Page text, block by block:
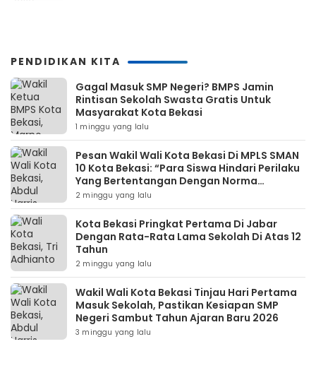
PENDIDIKAN KITA
Gagal Masuk SMP Negeri? BMPS Jamin
Rintisan Sekolah Swasta Gratis Untuk
Masyarakat Kota Bekasi
1 minggu yang lalu
Pesan Wakil Wali Kota Bekasi Di MPLS SMAN
10 Kota Bekasi: “Para Siswa Hindari Perilaku
Yang Bertentangan Dengan Norma
Masyarakat Maupun Agama”
2 minggu yang lalu
Kota Bekasi Pringkat Pertama Di Jabar
Dengan Rata-Rata Lama Sekolah Di Atas 12
Tahun
2 minggu yang lalu
Wakil Wali Kota Bekasi Tinjau Hari Pertama
Masuk Sekolah, Pastikan Kesiapan SMP
Negeri Sambut Tahun Ajaran Baru 2026
3 minggu yang lalu